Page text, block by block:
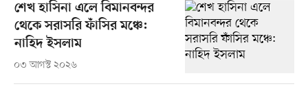
শেখ হাসিনা এলে বিমানবন্দর
থেকে সরাসরি ফাঁসির মঞ্চে:
নাহিদ ইসলাম
০৩ আগস্ট ২০২৬